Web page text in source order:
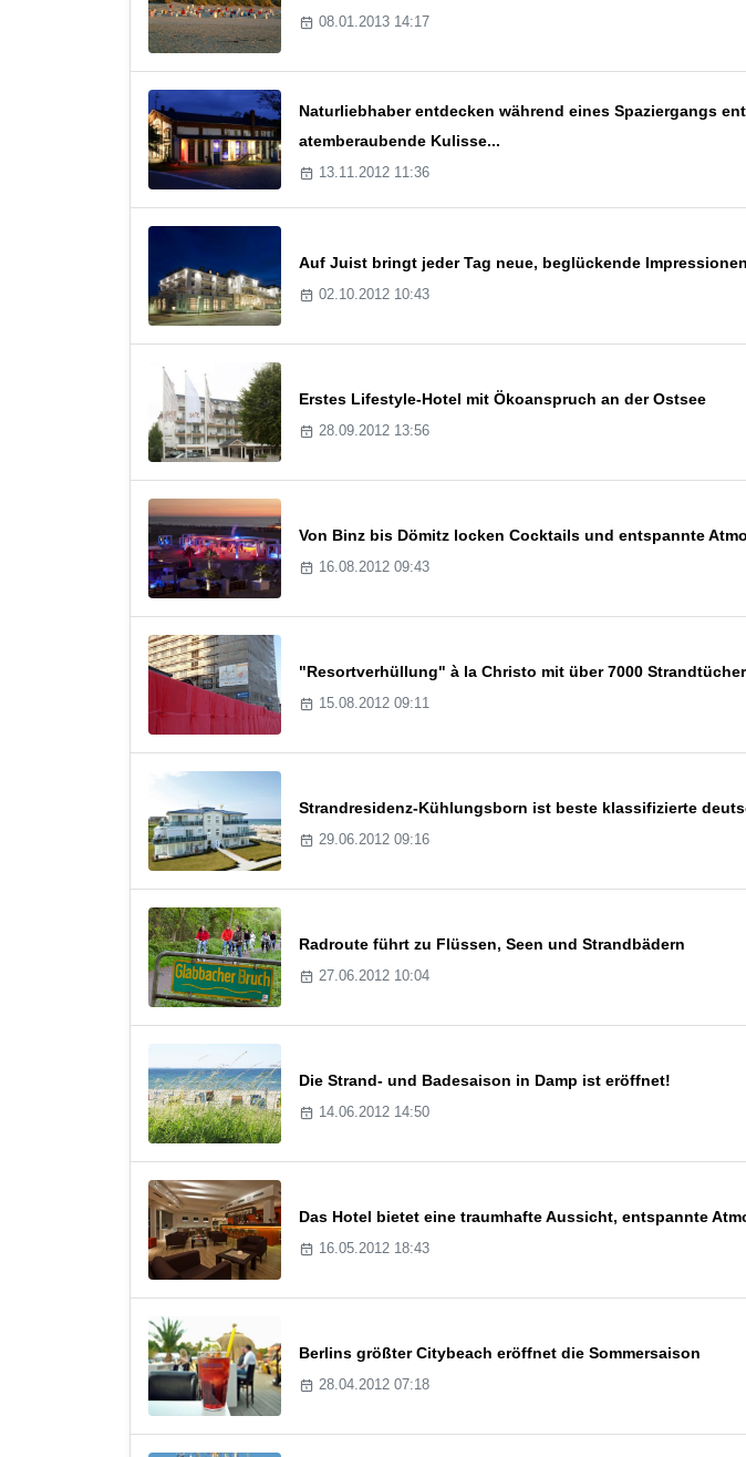
08.01.2013 14:17
Naturliebhaber entdecken während eines Spaziergangs
atemberaubende Kulisse...
13.11.2012 11:36
Auf Juist bringt jeder Tag neue, beglückende
02.10.2012 10:43
Erstes Lifestyle-Hotel mit Ökoanspruch an der Ostsee
28.09.2012 13:56
Von Binz bis Dömitz locken Cocktails und entspannte
16.08.2012 09:43
"Resortverhüllung" à la Christo mit über 7000
15.08.2012 09:11
Strandresidenz-Kühlungsborn ist beste klassifizierte
29.06.2012 09:16
Radroute führt zu Flüssen, Seen und Strandbädern
27.06.2012 10:04
Die Strand- und Badesaison in Damp ist eröffnet!
14.06.2012 14:50
Das Hotel bietet eine traumhafte Aussicht, entspannte
16.05.2012 18:43
Berlins größter Citybeach eröffnet die Sommersaison
28.04.2012 07:18